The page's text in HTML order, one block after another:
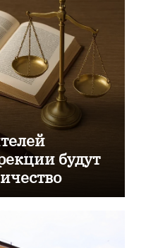
будут